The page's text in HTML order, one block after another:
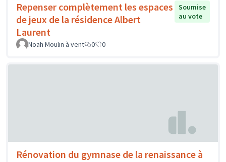
Repenser complètement les espaces
de jeux de la résidence Albert
Laurent
Soumise
au vote
Noah Moulin à vent 0 0
Rénovation du gymnase de la renaissance à